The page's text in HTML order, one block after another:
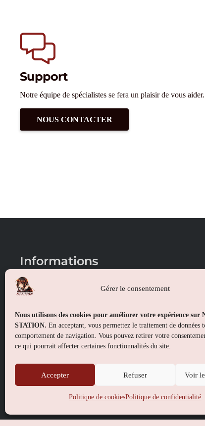
Gérer le consentement
Nous utilisons des cookies pour améliorer votre expérience sur
STATION. En acceptant, vous permettez le traitement de données
comportement de navigation. Vous pouvez retirer votre
ce qui pourrait affecter certaines fonctionnalités du site.
Accepter Refuser Voir
Politique de cookiesPolitique de confidentialité
Support
Notre équipe de spécialistes se fera un plaisir de vous aider.
NOUS CONTACTER
Informations
Conditions générales de vente
Politique de confidentialité
Politique de cookies (UE)